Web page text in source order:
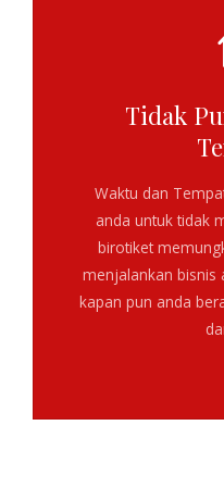
Tidak
Waktu dan
anda untuk tidak
birotiket
menjalankan bisnis
kapan pun anda